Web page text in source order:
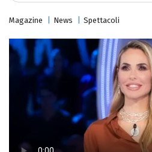
Magazine News Spettacoli